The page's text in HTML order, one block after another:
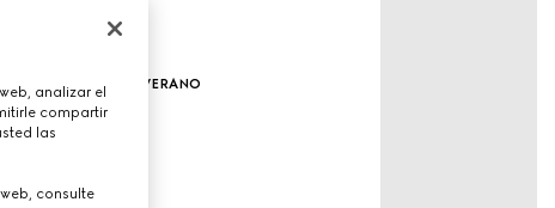
bolsos de verano
analizar el
compartir
las
consulte